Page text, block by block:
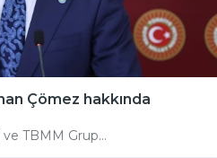
Çömez hakkında
TBMM Grup...